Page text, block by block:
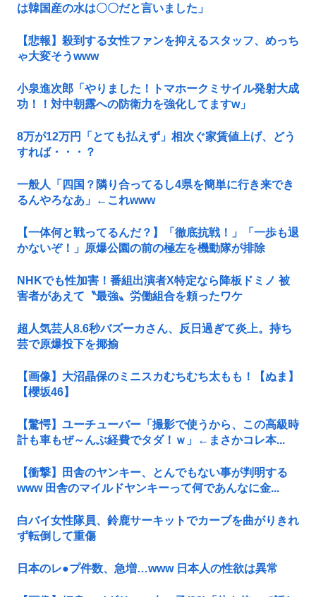
は韓国産の水は〇〇だと言いました」
【悲報】殺到する女性ファンを抑えるスタッフ、めっち
ゃ大変そうwww
小泉進次郎「やりました！トマホークミサイル発射大成
功！！対中朝露への防衛力を強化してますw」
8万が12万円「とても払えず」相次ぐ家賃値上げ、どう
すれば・・・？
一般人「四国？隣り合ってるし4県を簡単に行き来でき
るんやろなあ」←これwww
【一体何と戦ってるんだ？】「徹底抗戦！」「一歩も退
かないぞ！」原爆公園の前の極左を機動隊が排除
NHKでも性加害！番組出演者X特定なら降板ドミノ 被
害者があえて〝最強〟労働組合を頼ったワケ
超人気芸人8.6秒バズーカさん、反日過ぎて炎上。持ち
芸で原爆投下を揶揄
【画像】大沼晶保のミニスカむちむち太もも！【ぬま】
【櫻坂46】
【驚愕】ユーチューバー「撮影で使うから、この高級時
計も車もぜ～んぶ経費でタダ！ｗ」←まさかコレ本...
【衝撃】田舎のヤンキー、とんでもない事が判明する
www 田舎のマイルドヤンキーって何であんなに金...
白バイ女性隊員、鈴鹿サーキットでカーブを曲がりきれ
ず転倒して重傷
日本のレ●プ件数、急増…www 日本人の性欲は異常